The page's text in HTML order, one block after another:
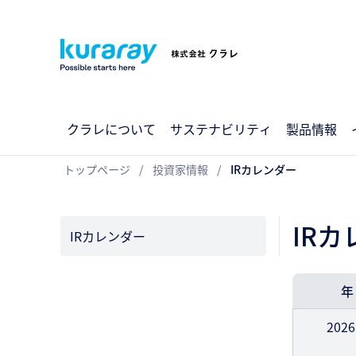
クラレについて サステナビリティ 製品情報
トップページ 投資家情報 IRカレンダー
IRカレンダー IRカ
年